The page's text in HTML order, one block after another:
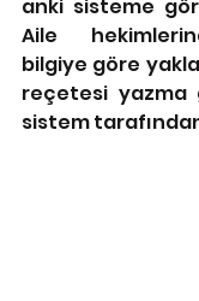
anki sisteme
Aile
bilgiye göre
reçetesi yazma
sistem